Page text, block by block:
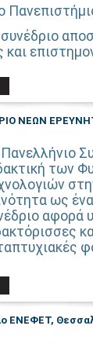
και
ΝΕΩΝ
των
ως
αφορά
ΕΝΕΦΕΤ,